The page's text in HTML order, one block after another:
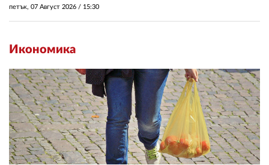
петък, 07 Август 2026 / 15:30
Икономика